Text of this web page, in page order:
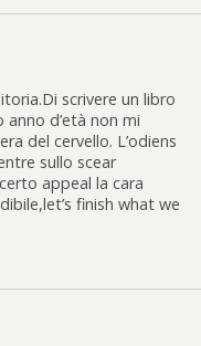
scrivere un libro
d’età non mi
del cervello. L’odiens
sullo scear
appeal la cara
finish what we